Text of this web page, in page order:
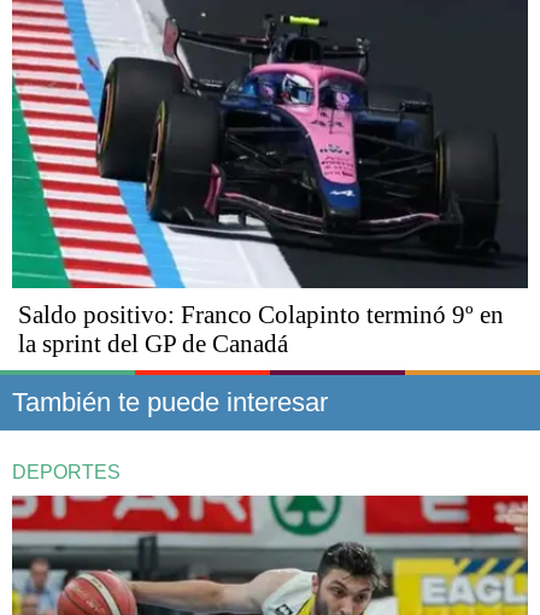
Saldo positivo: Franco Colapinto terminó 9º en
la sprint del GP de Canadá
También te puede interesar
DEPORTES